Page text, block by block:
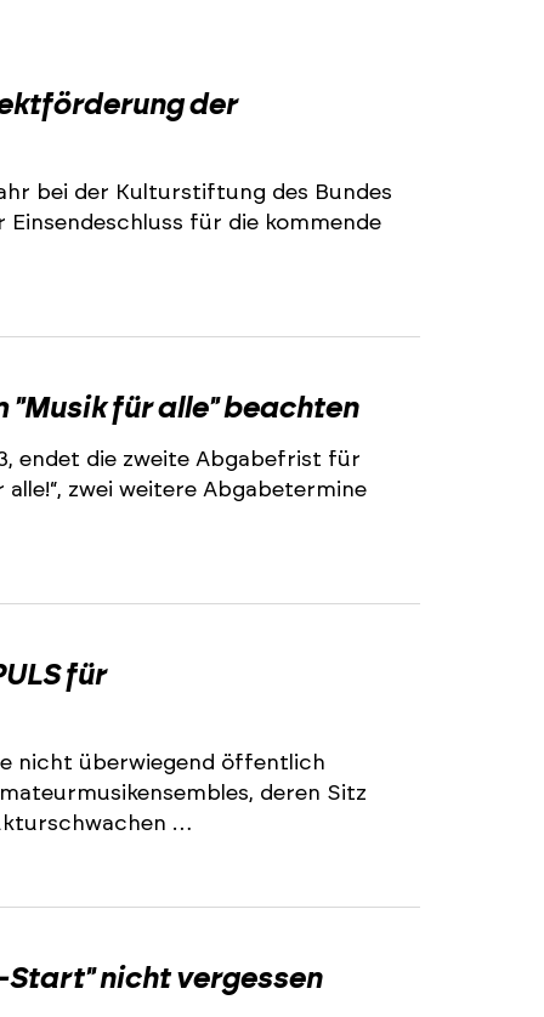
der
bei der Kulturstiftung des Bundes
für die kommende
für alle" beachten
endet die zweite Abgabefrist für
zwei weitere Abgabetermine
für
nicht überwiegend öffentlich
deren Sitz
…
Start" nicht vergessen